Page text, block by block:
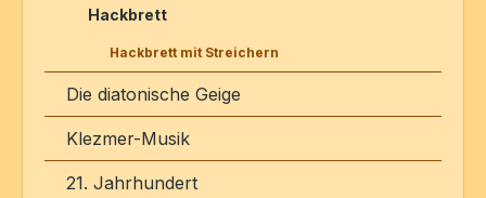
Hackbrett
Hackbrett mit Streichern
Die diatonische Geige
Klezmer-Musik
21. Jahrhundert